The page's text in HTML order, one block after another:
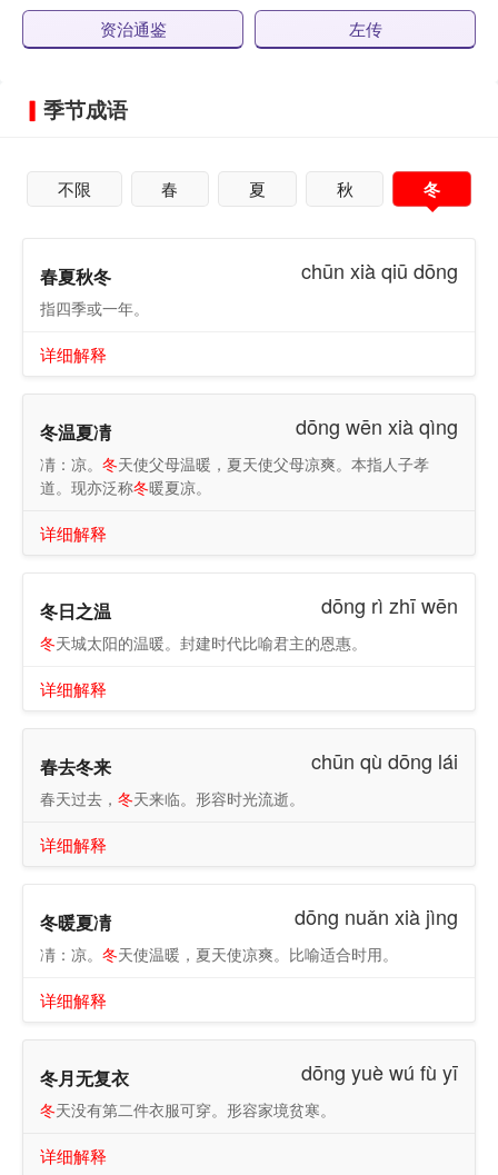
资治通鉴 左传
季节成语
不限 春 夏 秋 冬
春夏秋冬 chūn xià qiū dōng
指四季或一年。
详细解释
冬温夏凊 dōng wēn xià qìng
凊：凉。 冬天使父母温暖，夏天使父母凉爽。本指人子孝
道。现亦泛称冬暖夏凉。
详细解释
冬日之温 dōng rì zhī wēn
冬天城太阳的温暖。封建时代比喻君主的恩惠。
详细解释
春去冬来 chūn qù dōng lái
春天过去， 冬天来临。形容时光流逝。
详细解释
冬暖夏凊 dōng nuǎn xià jìng
凊：凉。 冬天使温暖，夏天使凉爽。比喻适合时用。
详细解释
冬月无复衣 dōng yuè wú fù yī
冬天没有第二件衣服可穿。形容家境贫寒。
详细解释